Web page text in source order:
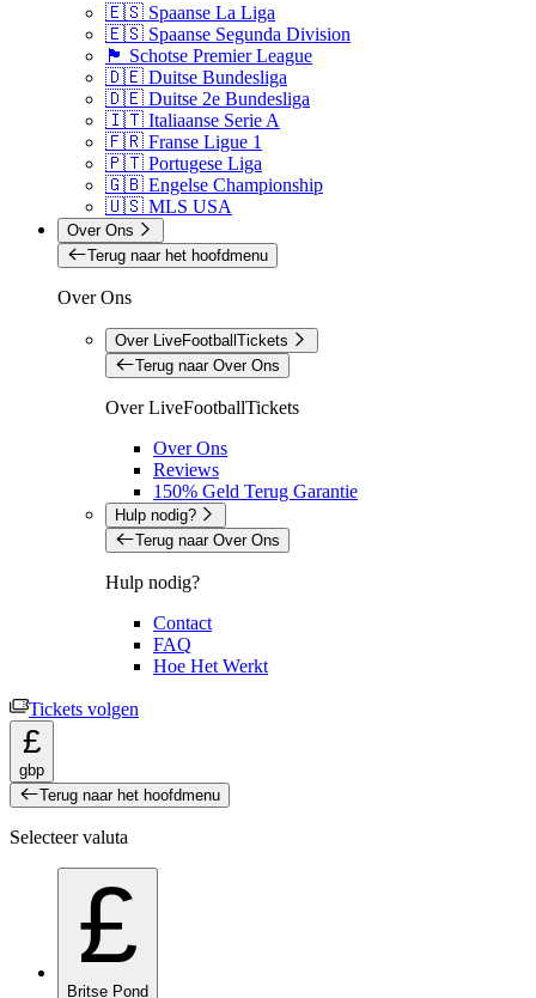
🇪🇸 Spaanse La Liga
🇪🇸 Spaanse Segunda Division
🏴󠁧󠁢󠁳󠁣󠁴󠁿 Schotse Premier League
🇩🇪 Duitse Bundesliga
🇩🇪 Duitse 2e Bundesliga
🇮🇹 Italiaanse Serie A
🇫🇷 Franse Ligue 1
🇵🇹 Portugese Liga
🇬🇧 Engelse Championship
🇺🇸 MLS USA
Over Ons
Terug naar het hoofdmenu
Over Ons
Over LiveFootballTickets
Terug naar Over Ons
Over LiveFootballTickets
Over Ons
Reviews
150% Geld Terug Garantie
Hulp nodig?
Terug naar Over Ons
Hulp nodig?
Contact
FAQ
Hoe Het Werkt
Tickets volgen
£
gbp
Terug naar het hoofdmenu
Selecteer valuta
£
Britse Pond